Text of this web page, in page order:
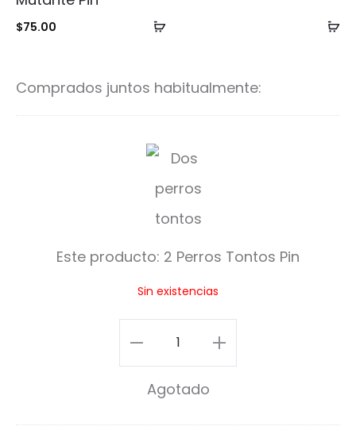
Añadir
$75.00
Comprados juntos habitualmente:
2
P
e
o
T
o
n
Este producto: 2 Perros Tontos Pin
Sin existencias
2
Perros
Tontos
Pin
Agotado